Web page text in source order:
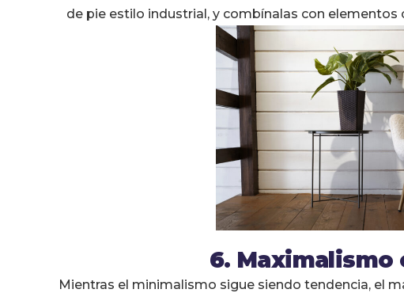
de pie estilo industrial, y combínalas con
6.
Mientras el minimalismo sigue siendo tendencia, el